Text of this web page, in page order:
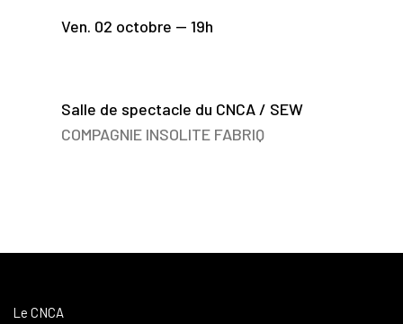
Ven. 02 octobre — 19h
Salle de spectacle du CNCA / SEW
COMPAGNIE INSOLITE FABRIQ
Le CNCA